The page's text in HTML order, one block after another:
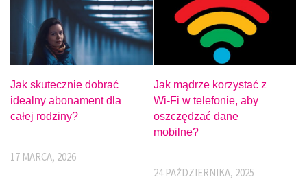
Jak skutecznie dobrać
idealny abonament dla
całej rodziny?
17 MARCA, 2026
Jak mądrze korzystać z
Wi-Fi w telefonie, aby
oszczędzać dane
mobilne?
24 PAŹDZIERNIKA, 2025